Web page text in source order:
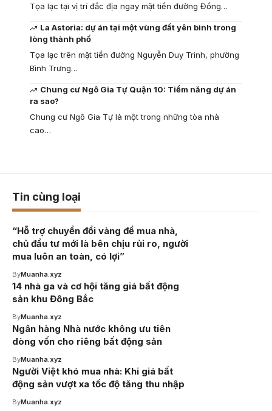
Tọa lạc tại vị trí đắc địa ngay mặt tiền đường Đồng…
La Astoria: dự án tại một vùng đất yên bình trong
lòng thành phố
Tọa lạc trên mặt tiền đường Nguyễn Duy Trinh, phường
Bình Trưng…
Chung cư Ngô Gia Tự Quận 10: Tiềm năng dự án
ra sao?
Chung cư Ngô Gia Tự là một trong những tòa nhà
cao…
Tin cùng loại
“Hỗ trợ chuyển đổi vàng để mua nhà,
chủ đầu tư mới là bên chịu rủi ro, người
mua luôn an toàn, có lợi”
ByMuanha.xyz
14 nhà ga và cơ hội tăng giá bất động
sản khu Đông Bắc
ByMuanha.xyz
Ngân hàng Nhà nước không ưu tiên
dòng vốn cho riêng bất động sản
ByMuanha.xyz
Người Việt khó mua nhà: Khi giá bất
động sản vượt xa tốc độ tăng thu nhập
ByMuanha.xyz